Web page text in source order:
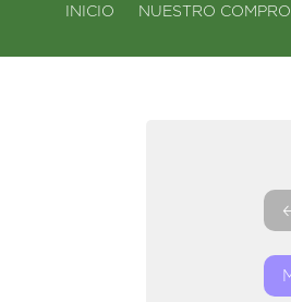
INICIO NUESTRO